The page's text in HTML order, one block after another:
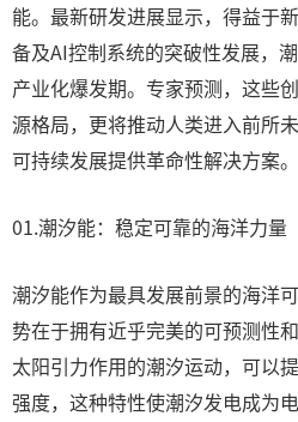
能。最新研发进展显示，得益于
备及AI控制系统的突破性发展，
产业化爆发期。专家预测，这些
源格局，更将推动人类进入前所
可持续发展提供革命性解决方案。
01.潮汐能：稳定可靠的海洋力量
潮汐能作为最具发展前景的海洋
势在于拥有近乎完美的可预测性
太阳引力作用的潮汐运动，可以
强度，这种特性使潮汐发电成为